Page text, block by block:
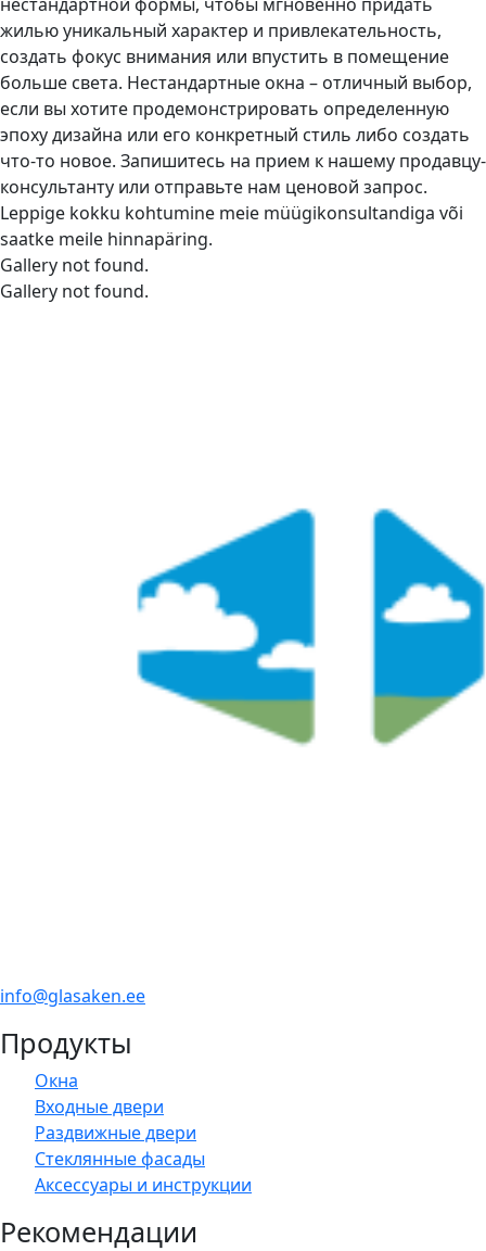
жилью уникальный характер и привлекательность,
создать фокус внимания или впустить в помещение
больше света. Нестандартные окна – отличный выбор,
если вы хотите продемонстрировать определенную
эпоху дизайна или его конкретный стиль либо создать
что-то новое. Запишитесь на прием к нашему продавцу-
консультанту или отправьте нам ценовой запрос.
Leppige kokku kohtumine meie müügikonsultandiga või
saatke meile hinnapäring.
Gallery not found.
Gallery not found.
info@glasaken.ee
Продукты
Окна
Входные двери
Раздвижные двери
Стеклянные фасады
Аксессуары и инструкции
Рекомендации